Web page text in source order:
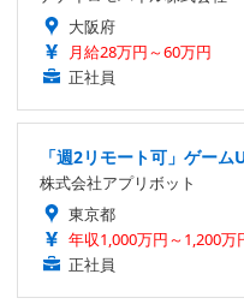
大阪府
月給28万円～60万円
正社員
「週2リモート可」ゲー
株式会社アプリボット
東京都
年収1,000万円～1,200万
正社員